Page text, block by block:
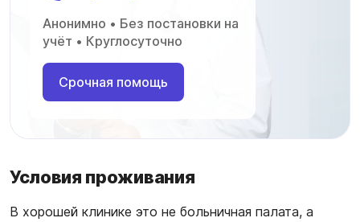
Анонимно • Без постановки на
учёт • Круглосуточно
Срочная помощь
Условия проживания
В хорошей клинике это не больничная палата, а